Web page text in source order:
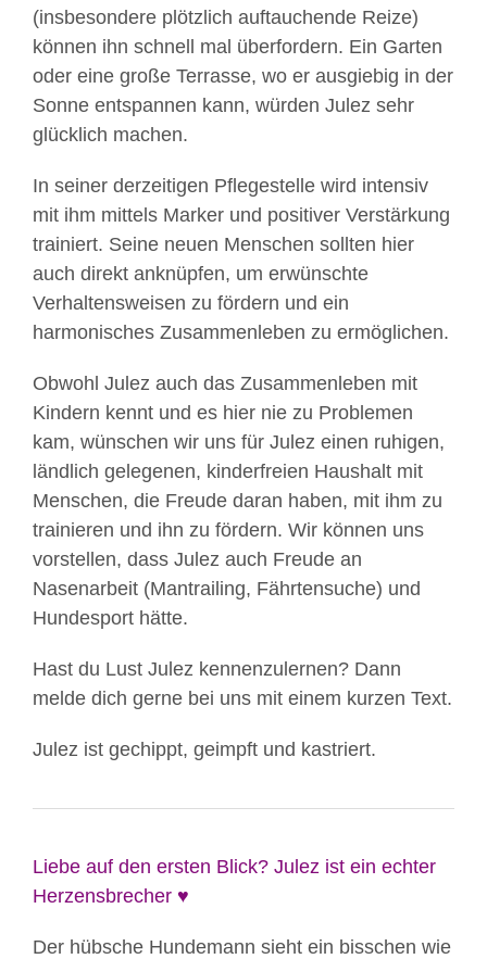
(insbesondere plötzlich auftauchende Reize)
können ihn schnell mal überfordern. Ein Garten
oder eine große Terrasse, wo er ausgiebig in der
Sonne entspannen kann, würden Julez sehr
glücklich machen.
In seiner derzeitigen Pflegestelle wird intensiv
mit ihm mittels Marker und positiver Verstärkung
trainiert. Seine neuen Menschen sollten hier
auch direkt anknüpfen, um erwünschte
Verhaltensweisen zu fördern und ein
harmonisches Zusammenleben zu ermöglichen.
Obwohl Julez auch das Zusammenleben mit
Kindern kennt und es hier nie zu Problemen
kam, wünschen wir uns für Julez einen ruhigen,
ländlich gelegenen, kinderfreien Haushalt mit
Menschen, die Freude daran haben, mit ihm zu
trainieren und ihn zu fördern. Wir können uns
vorstellen, dass Julez auch Freude an
Nasenarbeit (Mantrailing, Fährtensuche) und
Hundesport hätte.
Hast du Lust Julez kennenzulernen? Dann
melde dich gerne bei uns mit einem kurzen Text.
Julez ist gechippt, geimpft und kastriert.
Liebe auf den ersten Blick? Julez ist ein echter
Herzensbrecher ♥️
Der hübsche Hundemann sieht ein bisschen wie